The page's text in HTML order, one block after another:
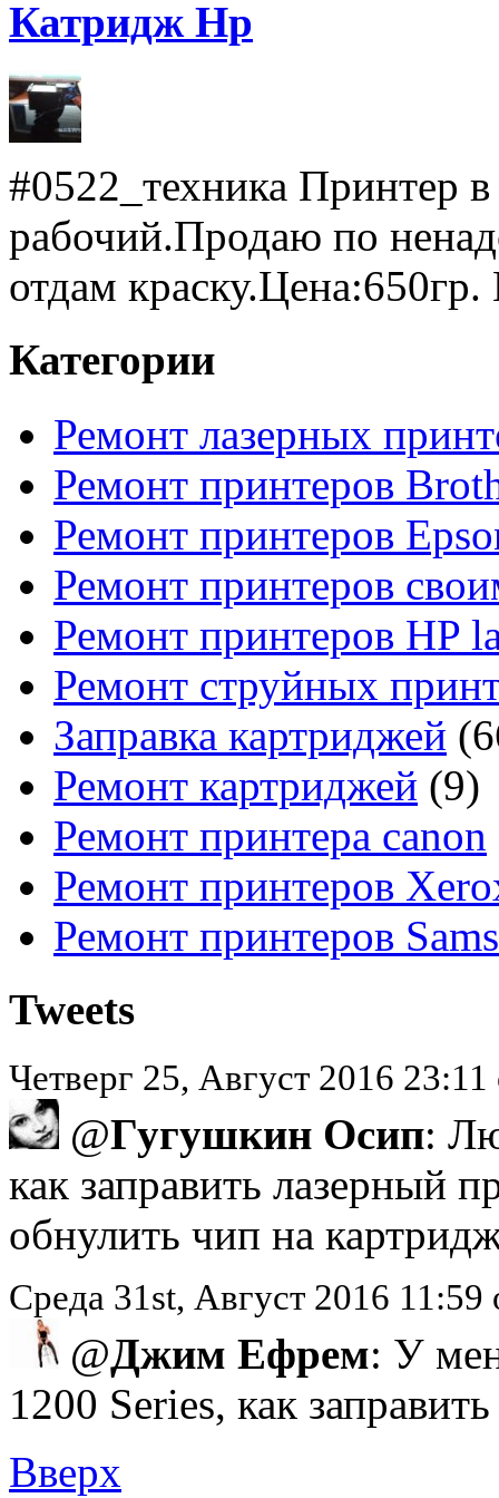
Катридж Hp
#0522_техника Принтер
рабочий.Продаю по
отдам краску.Цена:650гр.
Категории
Ремонт лазерных
Ремонт принтеров
Ремонт принтеров
Ремонт принтеров
Ремонт принтеров HP
Ремонт струйных
Заправка картриджей
Ремонт картриджей (9)
Ремонт принтера canon
Ремонт принтеров
Ремонт принтеров
Tweets
Четверг 25, Август 2016
@Гугушкин Осип:
как заправить лазерный
обнулить чип на
Среда 31st, Август 2016
@Джим Ефрем: У
1200 Series, как
Вверх